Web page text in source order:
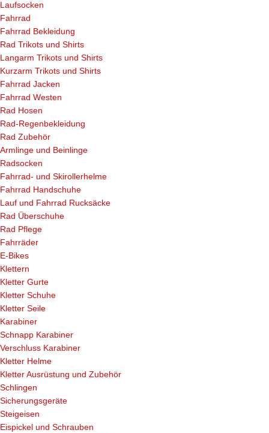
Laufsocken
Fahrrad
Fahrrad Bekleidung
Rad Trikots und Shirts
Langarm Trikots und Shirts
Kurzarm Trikots und Shirts
Fahrrad Jacken
Fahrrad Westen
Rad Hosen
Rad-Regenbekleidung
Rad Zubehör
Armlinge und Beinlinge
Radsocken
Fahrrad- und Skirollerhelme
Fahrrad Handschuhe
Lauf und Fahrrad Rucksäcke
Rad Überschuhe
Rad Pflege
Fahrräder
E-Bikes
Klettern
Kletter Gurte
Kletter Schuhe
Kletter Seile
Karabiner
Schnapp Karabiner
Verschluss Karabiner
Kletter Helme
Kletter Ausrüstung und Zubehör
Schlingen
Sicherungsgeräte
Steigeisen
Eispickel und Schrauben